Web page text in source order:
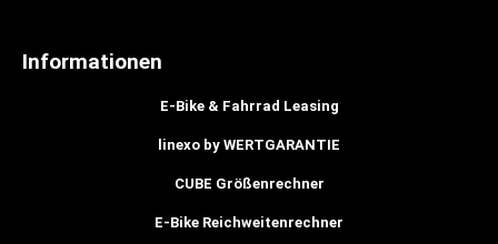
Informationen
E-Bike & Fahrrad Leasing
linexo by WERTGARANTIE
CUBE Größenrechner
E-Bike Reichweitenrechner